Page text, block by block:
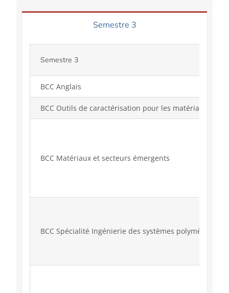
Semestre 3
Semestre 3
BCC Anglais
BCC Outils de caractérisation pour les matériaux
BCC Matériaux et secteurs émergents
BCC Spécialité Ingénierie des systèmes polymères